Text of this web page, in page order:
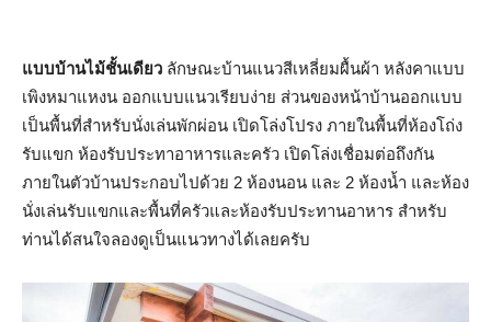
แบบบ้านไม้ชั้นเดียว ลักษณะบ้านแนวสีเหลี่ยมผื้นผ้า หลังคาแบบ
เพิงหมาแหงน ออกแบบแนวเรียบง่าย ส่วนของหน้าบ้านออกแบบ
เป็นพื้นที่สำหรับนั่งเล่นพักผ่อน เปิดโล่งโปรง ภายในพื้นที่ห้องโถ่ง
รับแขก ห้องรับประทาอาหารและครัว เปิดโล่งเชื่อมต่อถึงกัน
ภายในตัวบ้านประกอบไปด้วย 2 ห้องนอน และ 2 ห้องน้ำ และห้อง
นั่งเล่นรับแขกและพื้นที่ครัวและห้องรับประทานอาหาร สำหรับ
ท่านได้สนใจลองดูเป็นแนวทางได้เลยครับ